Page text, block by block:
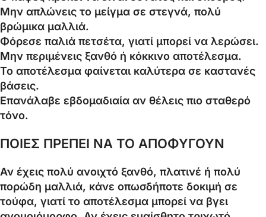
Μην απλώνεις το μείγμα σε στεγνά, πολύ
βρώμικα μαλλιά.
Φόρεσε παλιά πετσέτα, γιατί μπορεί να λερώσει.
Μην περιμένεις ξανθό ή κόκκινο αποτέλεσμα.
Το αποτέλεσμα φαίνεται καλύτερα σε καστανές
βάσεις.
Επανάλαβε εβδομαδιαία αν θέλεις πιο σταθερό
τόνο.
ΠΟΙΕΣ ΠΡΕΠΕΙ ΝΑ ΤΟ ΑΠΟΦΥΓΟΥΝ
Αν έχεις πολύ ανοιχτό ξανθό, πλατινέ ή πολύ
πορώδη μαλλιά, κάνε οπωσδήποτε δοκιμή σε
τούφα, γιατί το αποτέλεσμα μπορεί να βγει